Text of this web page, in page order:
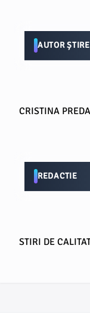
AUTOR ȘTIRE
CRISTINA PREDA
REDACTIE
STIRI DE